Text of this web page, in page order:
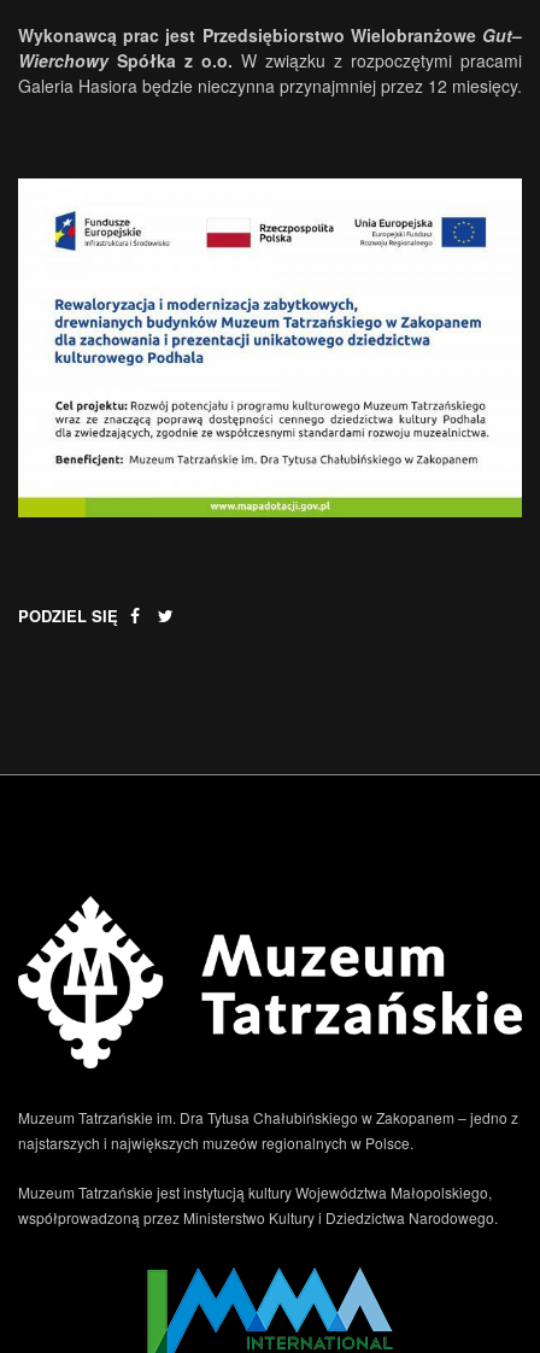
Wykonawcą prac jest Przedsiębiorstwo Wielobranżowe Gut–
WierchowySpółka z o.o. W związku z rozpoczętymi pracami
Galeria Hasiora będzie nieczynna przynajmniej przez 12 miesięcy.
PODZIEL SIĘ
Muzeum Tatrzańskie im. Dra Tytusa Chałubińskiego w Zakopanem – jedno z
najstarszych i największych muzeów regionalnych w Polsce.
Muzeum Tatrzańskie jest instytucją kultury Województwa Małopolskiego,
współprowadzoną przez Ministerstwo Kultury i Dziedzictwa Narodowego.